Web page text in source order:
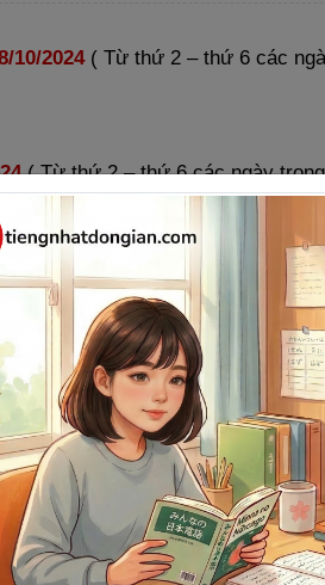
10/2024 ( Từ thứ 2 – thứ 6 các
( Từ thứ 2 – thứ 6 các ngày
hợp thể thao, Trường Đại học
Nội)
theoCăn cước công dân/
thì mang theo Giấy khai
nhận hộ, chỉ cần mang theo đầy
cho tập thể từ 10 chứng chỉ trở